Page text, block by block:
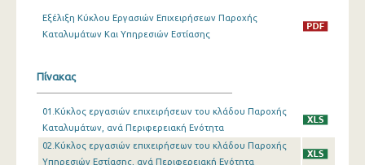
Ιουνίου 2023
Απριλίου 2023
Μαρτίου 2023
Φεβρουαρίου 2023
Εξέλιξη Κύκλου Εργασιών Επιχειρήσεων Παροχής
Καταλυμάτων Και Υπηρεσιών Εστίασης
Πίνακας
01.Κύκλος εργασιών επιχειρήσεων του κλάδου Παροχής
Καταλυμάτων, ανά Περιφερειακή Ενότητα
02.Κύκλος εργασιών επιχειρήσεων του κλάδου Παροχής
Υπηρεσιών Εστίασης, ανά Περιφερειακή Ενότητα